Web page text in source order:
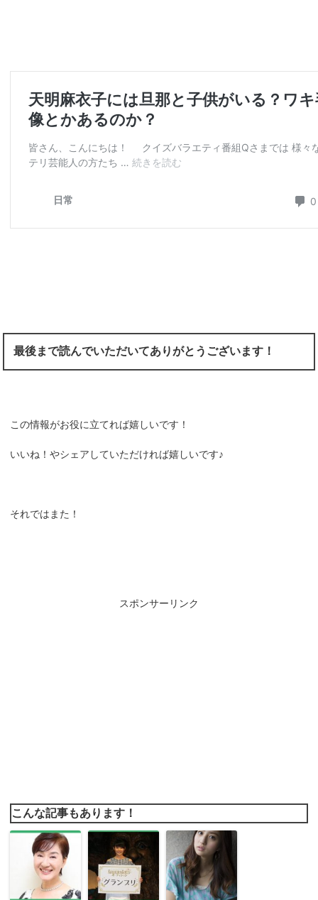
最後まで読んでいただいてありがとうございます！
この情報がお役に立てれば嬉しいです！
いいね！やシェアしていただければ嬉しいです♪
それではまた！
スポンサーリンク
こんな記事もあります！